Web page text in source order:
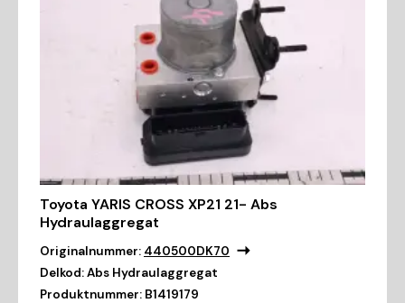
Toyota YARIS CROSS XP21 21- Abs
Hydraulaggregat
Originalnummer: 440500DK70
Delkod:Abs Hydraulaggregat
Produktnummer: B1419179